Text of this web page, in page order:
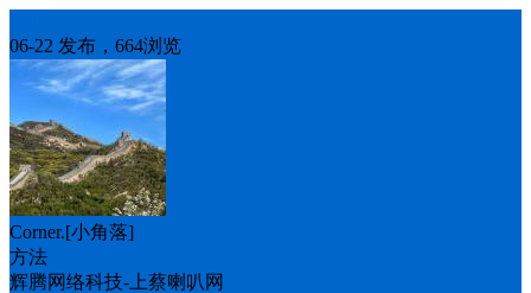
06-22 发布，664浏览
Corner.[小角落]
方法
辉腾网络科技-上蔡喇叭网